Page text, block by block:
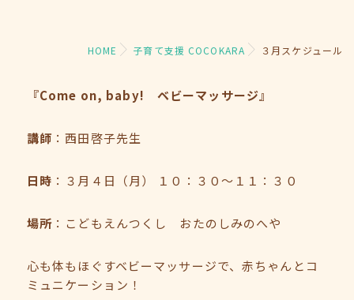
HOME 子育て支援 COCOKARA ３月スケジュール
『Come on, baby! ベビーマッサージ』
講師 ：西田啓子先生
日時 ：３月４日（月） １０：３０～１１：３０
場所 ：こどもえんつくし おたのしみのへや
心も体もほぐすベビーマッサージで、赤ちゃんとコ
ミュニケーション！